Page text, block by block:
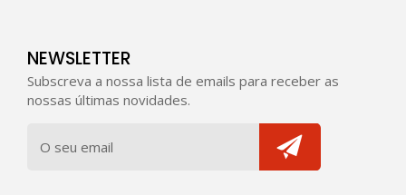
NEWSLETTER
Subscreva a nossa lista de emails para receber as
nossas últimas novidades.